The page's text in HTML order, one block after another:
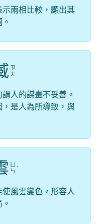
兩相比較，顯出其
ㄗ
ㄤ
人的謀畫不妥善。
是人為所導致，與
ㄣ ˊ
風雲變色。形容人